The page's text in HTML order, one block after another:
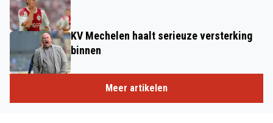
KV Mechelen haalt serieuze versterking
binnen
Meer artikelen